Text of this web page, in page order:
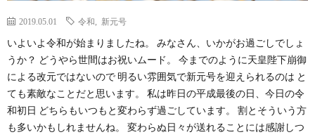
2019.05.01 令和 新元号
いよいよ令和が始まりましたね。 みなさん、いかがお過ごしでしょ
うか？ どうやら世間はお祝いムード。 今までのように天皇陛下崩御
による改元ではないので 明るい雰囲気で新元号を迎えられるのは と
ても素敵なことだと思います。 私は昨日の平成最後の日、今日の令
和初日 どちらもいつもと変わらず過ごしています。 割とそういう方
も多いかもしれませんね。 変わらぬ日々が送れることには感謝しつ